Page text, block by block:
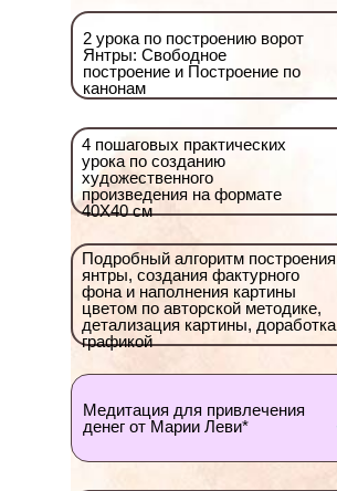
Подробный алгоритм построения
янтры, создания фактурного
фона и наполнения картины
цветом по авторской методике,
детализация картины, доработка
графикой
2 урока по построению ворот
Янтры: Свободное
построение и Построение по
канонам
4 пошаговых практических
урока по созданию
художественного
произведения на формате
40Х40 см
Медитация для привлечения
денег от Марии Леви*